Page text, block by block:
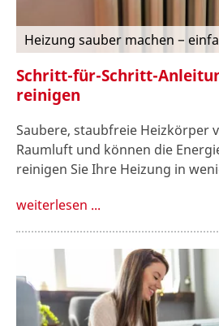
Heizung sauber machen −
Schritt-für-Schritt-
reinigen
Saubere, staubfreie Heizkörper
Raumluft und können die
reinigen Sie Ihre Heizung in
weiterlesen ...